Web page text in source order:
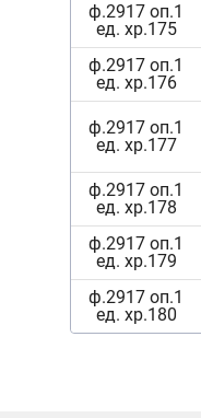
ф.2917 оп.1
ед. хр.175
ф.2917 оп.1
ед. хр.176
ф.2917 оп.1
ед. хр.177
ф.2917 оп.1
ед. хр.178
ф.2917 оп.1
ед. хр.179
ф.2917 оп.1
ед. хр.180